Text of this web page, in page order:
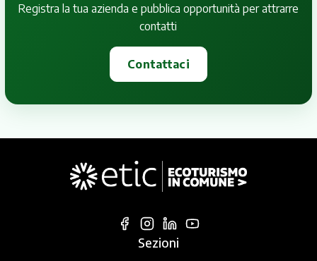
Registra la tua azienda e pubblica opportunità per attrarre
contatti
Contattaci
Sezioni